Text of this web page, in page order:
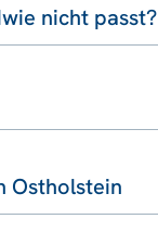
nicht passt?
Ostholstein